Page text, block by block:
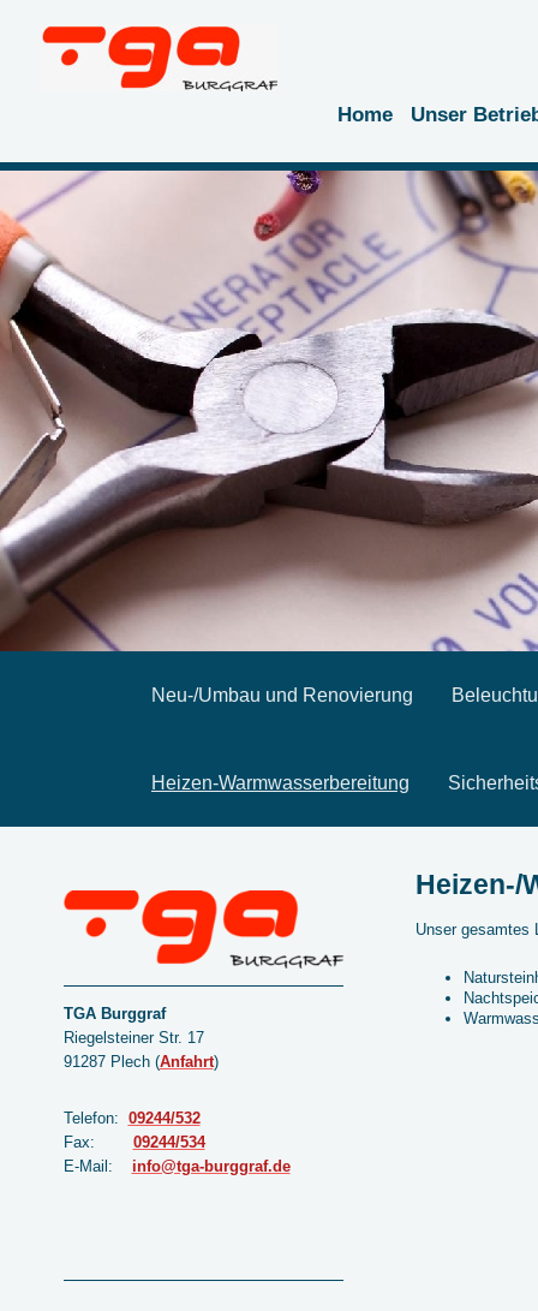
Home Unser
Neu-/Umbau und Renovierung
Heizen-Warmwasserbereitung
Heizen-/
Unser gesamtes
TGA Burggraf
Riegelsteiner Str. 17
91287 Plech (Anfahrt)
Telefon: 09244/532
Fax: 09244/534
E-Mail: info@tga-burggraf.de